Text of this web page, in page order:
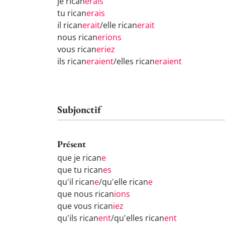
tu ricanerais
il ricanerait/elle ricanerait
nous ricanerions
vous ricaneriez
ils ricaneraient/elles ricaneraient
Subjonctif
Présent
que je ricane
que tu ricanes
qu'il ricane/qu'elle ricane
que nous ricanions
que vous ricaniez
qu'ils ricanent/qu'elles ricanent